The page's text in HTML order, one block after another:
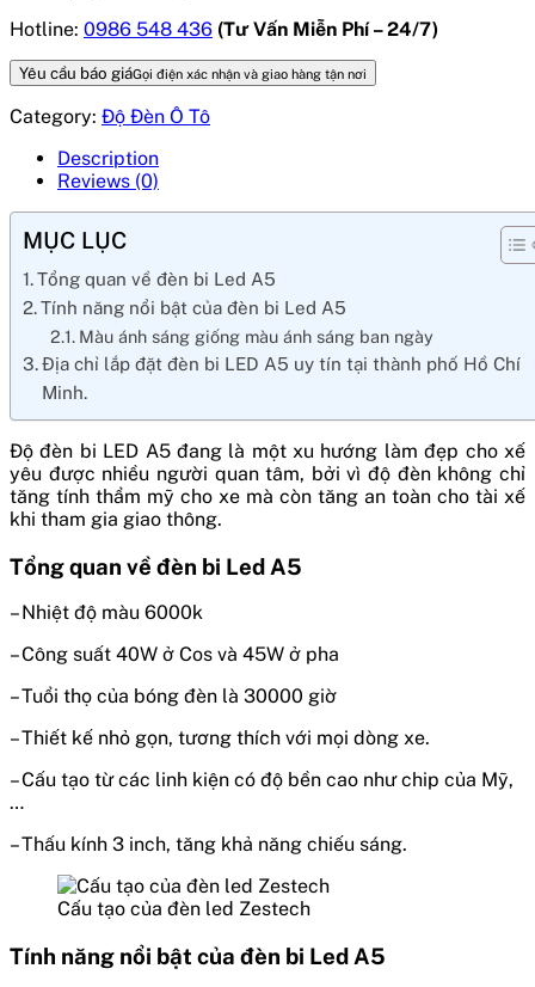
Hotline: 0986 548 436 (Tư Vấn Miễn Phí – 24/7)
Yêu cầu báo giáGọi điện xác nhận và giao hàng tận nơi
Category: Độ Đèn Ô Tô
Description
Reviews (0)
MỤC LỤC
Tổng quan về đèn bi Led A5
Tính năng nổi bật của đèn bi Led A5
Màu ánh sáng giống màu ánh sáng ban ngày
Địa chỉ lắp đặt đèn bi LED A5 uy tín tại thành phố Hồ Chí
Minh.
Độ đèn bi LED A5 đang là một xu hướng làm đẹp cho xế
yêu được nhiều người quan tâm, bởi vì độ đèn không chỉ
tăng tính thẩm mỹ cho xe mà còn tăng an toàn cho tài xế
khi tham gia giao thông.
Tổng quan về đèn bi Led A5
– Nhiệt độ màu 6000k
– Công suất 40W ở Cos và 45W ở pha
– Tuổi thọ của bóng đèn là 30000 giờ
– Thiết kế nhỏ gọn, tương thích với mọi dòng xe.
– Cấu tạo từ các linh kiện có độ bền cao như chip của Mỹ,
…
– Thấu kính 3 inch, tăng khả năng chiếu sáng.
Cấu tạo của đèn led Zestech
Tính năng nổi bật của đèn bi Led A5